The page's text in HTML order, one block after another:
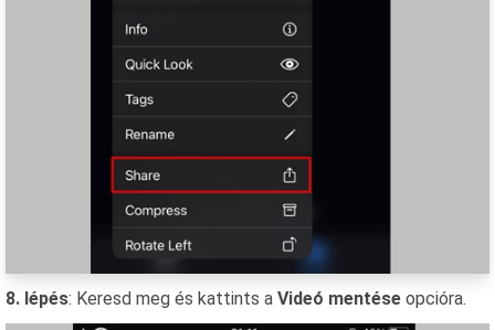
8. lépés: Keresd meg és kattints a Videó mentése opcióra.